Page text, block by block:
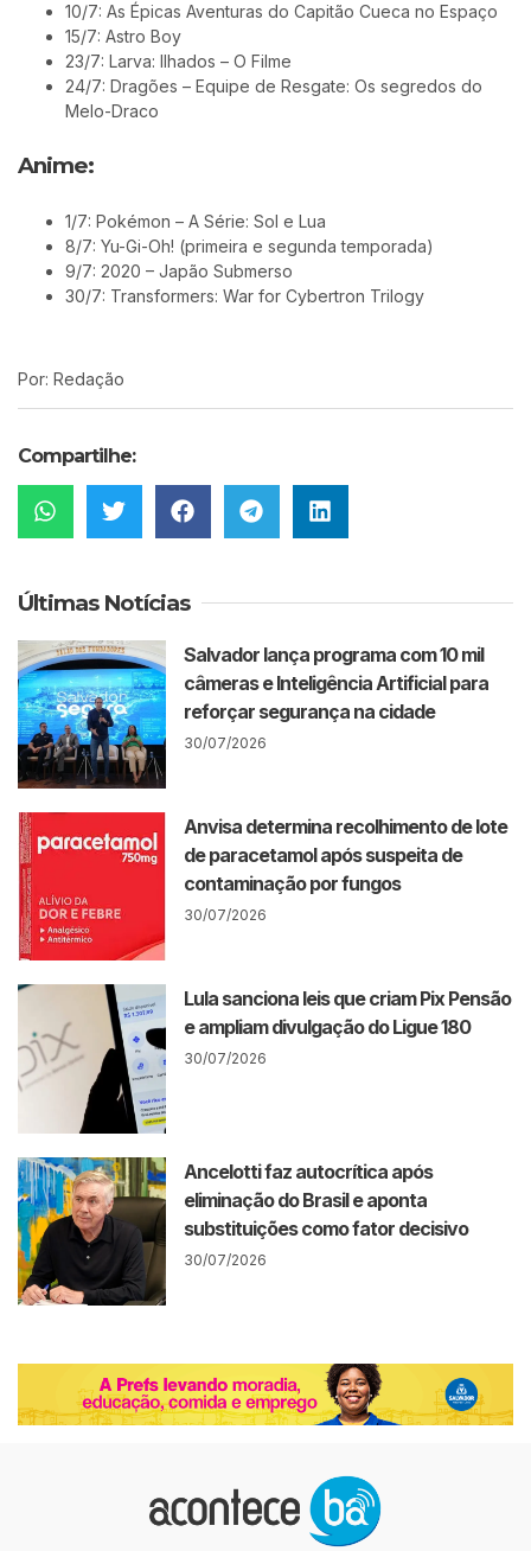
10/7: As Épicas Aventuras do Capitão Cueca no Espaço
15/7: Astro Boy
23/7: Larva: Ilhados – O Filme
24/7: Dragões – Equipe de Resgate: Os segredos do
Melo-Draco
Anime:
1/7: Pokémon – A Série: Sol e Lua
8/7: Yu-Gi-Oh! (primeira e segunda temporada)
9/7: 2020 – Japão Submerso
30/7: Transformers: War for Cybertron Trilogy
Por: Redação
Compartilhe:
Últimas Notícias
Salvador lança programa com 10 mil
câmeras e Inteligência Artificial para
reforçar segurança na cidade
30/07/2026
Anvisa determina recolhimento de lote
de paracetamol após suspeita de
contaminação por fungos
30/07/2026
Lula sanciona leis que criam Pix Pensão
e ampliam divulgação do Ligue 180
30/07/2026
Ancelotti faz autocrítica após
eliminação do Brasil e aponta
substituições como fator decisivo
30/07/2026